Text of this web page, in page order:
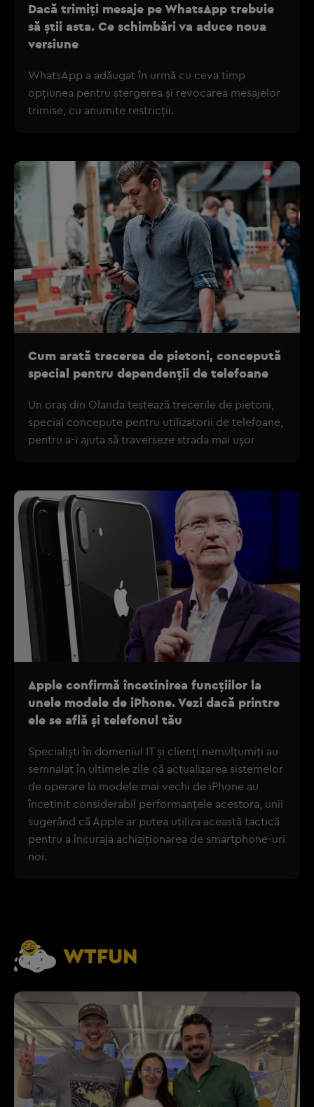
Dacă trimiţi mesaje pe WhatsApp trebuie
să ştii asta. Ce schimbări va aduce noua
versiune
WhatsApp a adăugat în urmă cu ceva timp
opţiunea pentru ştergerea şi revocarea mesajelor
trimise, cu anumite restricţii.
Cum arată trecerea de pietoni, concepută
special pentru dependenţii de telefoane
Un oraş din Olanda testează trecerile de pietoni,
special concepute pentru utilizatorii de telefoane,
pentru a-i ajuta să traverseze strada mai uşor
Apple confirmă încetinirea funcţiilor la
unele modele de iPhone. Vezi dacă printre
ele se află şi telefonul tău
Specialişti în domeniul IT şi clienţi nemulţumiţi au
semnalat în ultimele zile că actualizarea sistemelor
de operare la modele mai vechi de iPhone au
încetinit considerabil performanţele acestora, unii
sugerând că Apple ar putea utiliza această tactică
pentru a încuraja achiziţionarea de smartphone-uri
noi.
WTFUN